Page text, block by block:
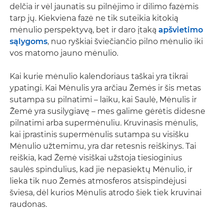
delčia ir vėl jaunatis su pilnėjimo ir dilimo fazėmis
tarp jų. Kiekviena fazė ne tik suteikia kitokią
mėnulio perspektyvą, bet ir daro įtaką apšvietimo
sąlygoms, nuo ryškiai šviečiančio pilno mėnulio iki
vos matomo jauno mėnulio.
Kai kurie mėnulio kalendoriaus taškai yra tikrai
ypatingi. Kai Mėnulis yra arčiau Žemės ir šis metas
sutampa su pilnatimi – laiku, kai Saulė, Mėnulis ir
Žemė yra susilygiavę – mes galime gėrėtis didesne
pilnatimi arba supermėnuliu. Kruvinasis mėnulis,
kai įprastinis supermėnulis sutampa su visišku
Mėnulio užtemimu, yra dar retesnis reiškinys. Tai
reiškia, kad Žemė visiškai užstoja tiesioginius
saulės spindulius, kad jie nepasiektų Mėnulio, ir
lieka tik nuo Žemės atmosferos atsispindėjusi
šviesa, dėl kurios Mėnulis atrodo šiek tiek kruvinai
raudonas.